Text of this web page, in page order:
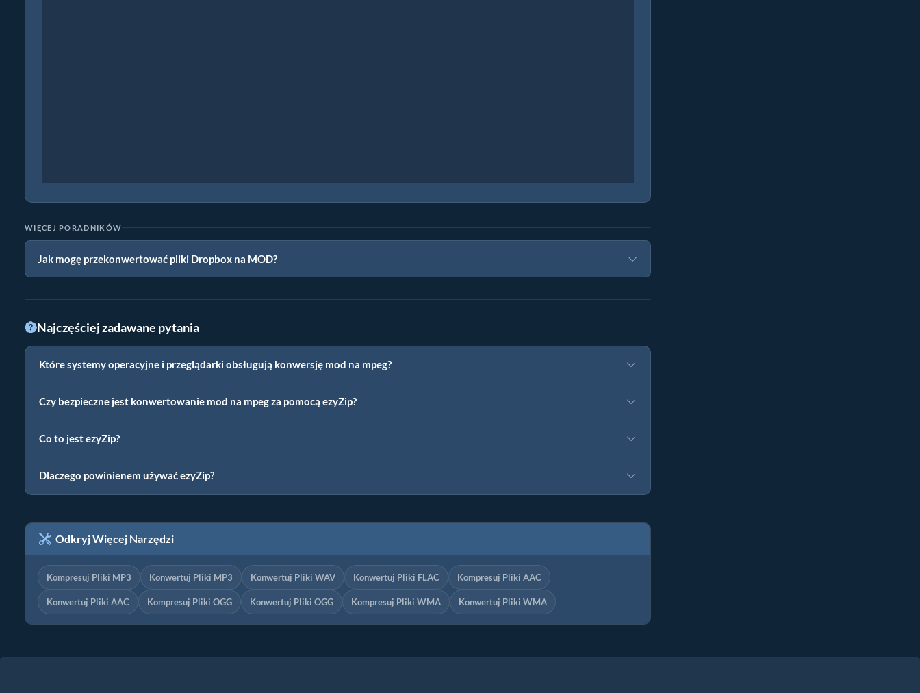
WIĘCEJ PORADNIKÓW
Jak mogę przekonwertować pliki Dropbox na MOD?
Najczęściej zadawane pytania
Które systemy operacyjne i przeglądarki obsługują konwersję mod na mpeg?
Czy bezpieczne jest konwertowanie mod na mpeg za pomocą ezyZip?
Co to jest ezyZip?
Dlaczego powinienem używać ezyZip?
Odkryj Więcej Narzędzi
Kompresuj Pliki MP3 Konwertuj Pliki MP3 Konwertuj Pliki WAV Konwertuj Pliki FLAC Kompresuj Pliki AAC
Konwertuj Pliki AAC Kompresuj Pliki OGG Konwertuj Pliki OGG Kompresuj Pliki WMA Konwertuj Pliki WMA